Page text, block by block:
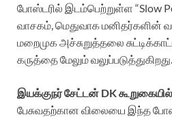
போஸ்டரில் இடம்பெற்றுள்ள “Slow
வாசகம், மெதுவாக மனிதர்களின்
மறைமுக அச்சுறுத்தலை
கருத்தை மேலும் வலுப்படுத்துகிறது.
இயக்குநர் சேட்டன் DK கூறுகையில்,
பேசுவதற்கான விலையை இந்த